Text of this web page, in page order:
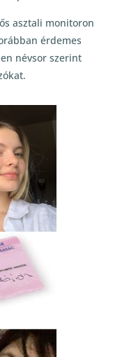
asztali monitoron
érdemes
névsor szerint